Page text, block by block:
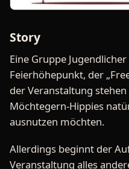
Story
Eine Gruppe
Feierhöhepunkt, der
der Veranstaltung
Möchtegern-Hippies
ausnutzen möchten.
Allerdings beginnt der
Veranstaltung alles